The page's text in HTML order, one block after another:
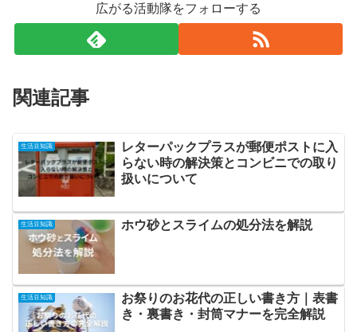
広がる活動隊をフォローする
関連記事
生活豆知識
レターパックプラスが郵便ポストに入
らない時の解決策とコンビニでの取り
扱いについて
生活豆知識 ホウ砂とスライムの処分法を解説
生活豆知識
お祭りのお花代の正しい書き方｜表書
き・裏書き・封筒マナーを完全解説